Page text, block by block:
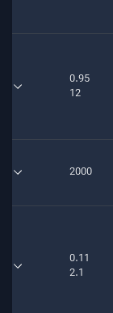
0.95
12
2000
0.11
2.1